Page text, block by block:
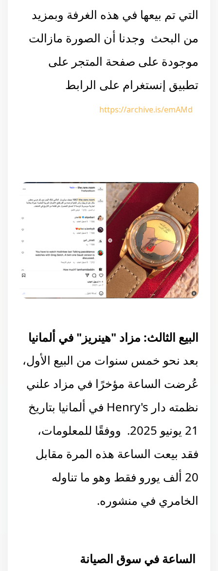
التي تم بيعها في هذه الغرفة وبمزيد
من البحث وجدنا أن الصورة مازالت
موجودة على صفحة المتجر على
تطبيق إنستغرام على الرابط
https://archive.is/emAMd
البيع الثالث: مزاد "هينريز" في ألمانيا
بعد نحو خمس سنوات من البيع الأول،
عُرضت الساعة مؤخرًا في مزاد علني
نظمته دار Henry's في ألمانيا بتاريخ
21 يونيو 2025. ووفقًا للمعلومات،
فقد بيعت الساعة هذه المرة مقابل
20 ألف يورو فقط وهو ما تناوله
الخامري في منشوره.
الساعة في سوق الصيانة